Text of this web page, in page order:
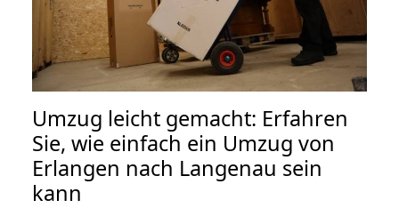
Umzug leicht gemacht: Erfahren
Sie, wie einfach ein Umzug von
Erlangen nach Langenau sein
kann